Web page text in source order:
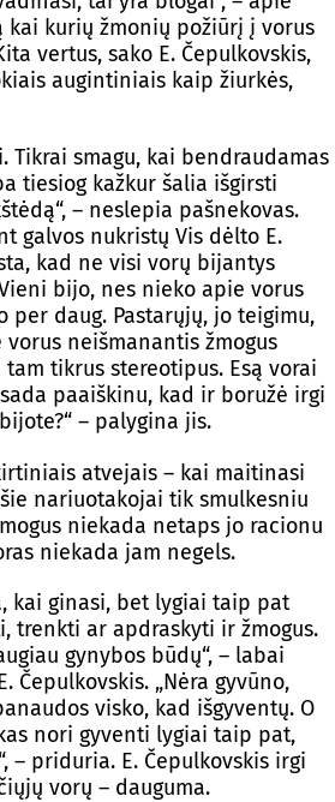
kai kurių žmonių požiūrį į vorus
vertus, sako E. Čepulkovskis,
augintiniais kaip žiurkės,
Tikrai smagu, kai bendraudamas
tiesiog kažkur šalia išgirsti
– neslepia pašnekovas.
galvos nukristų Vis dėlto E.
kad ne visi vorų bijantys
bijo, nes nieko apie vorus
per daug. Pastarųjų, jo teigimu,
vorus neišmanantis žmogus
tikrus stereotipus. Esą vorai
paaiškinu, kad ir boružė irgi
– palygina jis.
atvejais – kai maitinasi
nariuotakojai tik smulkesniu
niekada netaps jo racionu
niekada jam negels.
kai ginasi, bet lygiai taip pat
trenkti ar apdraskyti ir žmogus.
gynybos būdų“, – labai
Čepulkovskis. „Nėra gyvūno,
visko, kad išgyventų. O
nori gyventi lygiai taip pat,
– priduria. E. Čepulkovskis irgi
vorų – dauguma.